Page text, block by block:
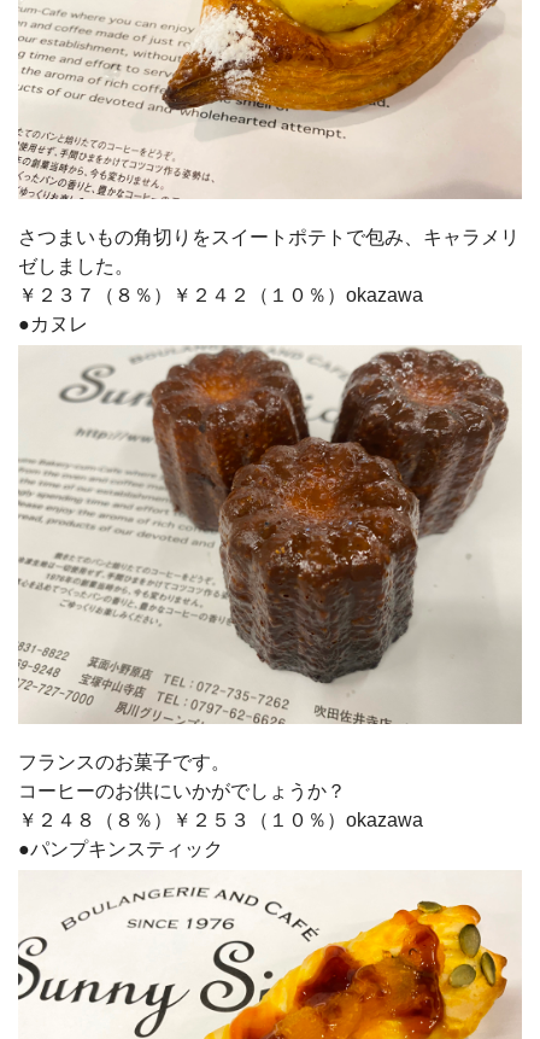
さつまいもの角切りをスイートポテトで包み、キャラメリ
ゼしました。
￥２３７（８％）￥２４２（１０％）okazawa
●カヌレ
フランスのお菓子です。
コーヒーのお供にいかがでしょうか？
￥２４８（８％）￥２５３（１０％）okazawa
●パンプキンスティック